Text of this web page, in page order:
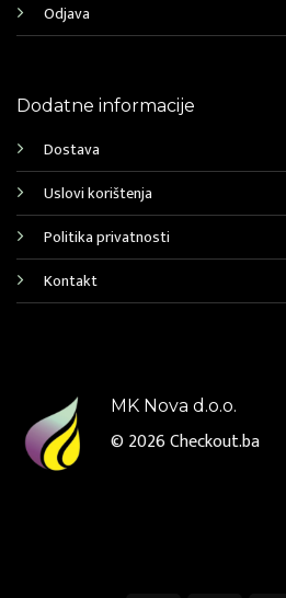
Odjava
Dodatne informacije
Dostava
Uslovi korištenja
Politika privatnosti
Kontakt
MK Nova d.o.o.
© 2026Checkout.ba